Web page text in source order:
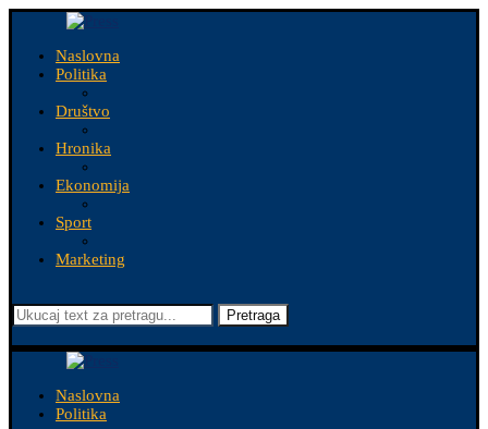
Naslovna
Politika
Društvo
Hronika
Ekonomija
Sport
Marketing
Pretraga
Naslovna
Politika